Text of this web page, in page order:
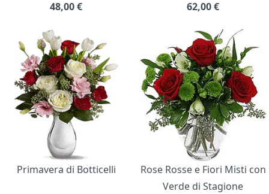
48,00€
62,00€
Primavera di Botticelli
Rose Rosse e Fiori Misti con
Verde di Stagione